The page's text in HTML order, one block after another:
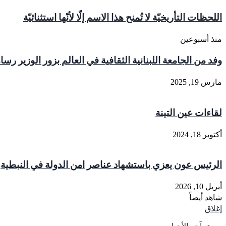
اللحظات التأريخيّة لا تُمنح هذا الاسم إلّا لأنّها استثنائيّة
منذ أسبوعين
وفد من الجامعة اللبنانية الثقافية في العالم بزور الوزير
مارس 19, 2025
لقاءات عين التينة
أكتوبر 18, 2024
الرئيس عون يعزي باستشهاد عناصر امن الدولة في النبطية
أبريل 10, 2026
شاهد أيضاً
إغلاق